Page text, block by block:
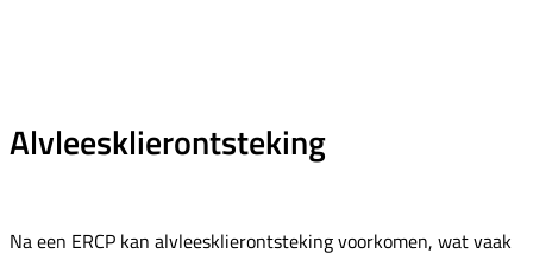
Alvleesklierontsteking
Na een ERCP kan alvleesklierontsteking voorkomen, wat vaak